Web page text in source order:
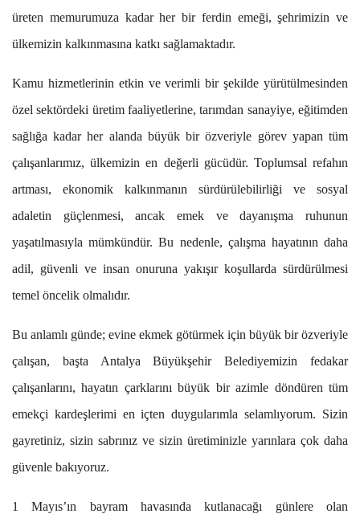
üreten memurumuza kadar her bir ferdin emeği, şehrimizin ve
ülkemizin kalkınmasına katkı sağlamaktadır.
Kamu hizmetlerinin etkin ve verimli bir şekilde yürütülmesinden
özel sektördeki üretim faaliyetlerine, tarımdan sanayiye, eğitimden
sağlığa kadar her alanda büyük bir özveriyle görev yapan tüm
çalışanlarımız, ülkemizin en değerli gücüdür. Toplumsal refahın
artması, ekonomik kalkınmanın sürdürülebilirliği ve sosyal
adaletin güçlenmesi, ancak emek ve dayanışma ruhunun
yaşatılmasıyla mümkündür. Bu nedenle, çalışma hayatının daha
adil, güvenli ve insan onuruna yakışır koşullarda sürdürülmesi
temel öncelik olmalıdır.
Bu anlamlı günde; evine ekmek götürmek için büyük bir özveriyle
çalışan, başta Antalya Büyükşehir Belediyemizin fedakar
çalışanlarını, hayatın çarklarını büyük bir azimle döndüren tüm
emekçi kardeşlerimi en içten duygularımla selamlıyorum. Sizin
gayretiniz, sizin sabrınız ve sizin üretiminizle yarınlara çok daha
güvenle bakıyoruz.
1 Mayıs’ın bayram havasında kutlanacağı günlere olan